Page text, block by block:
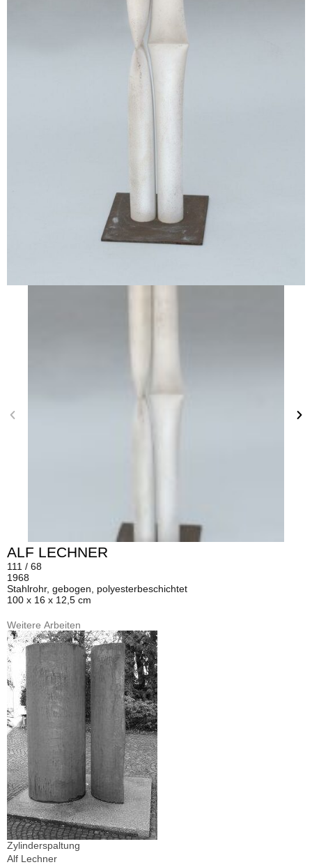
ALF LECHNER
111 / 68
1968
Stahlrohr, gebogen, polyesterbeschichtet
100 x 16 x 12,5 cm
Weitere Arbeiten
Zylinderspaltung
Alf Lechner